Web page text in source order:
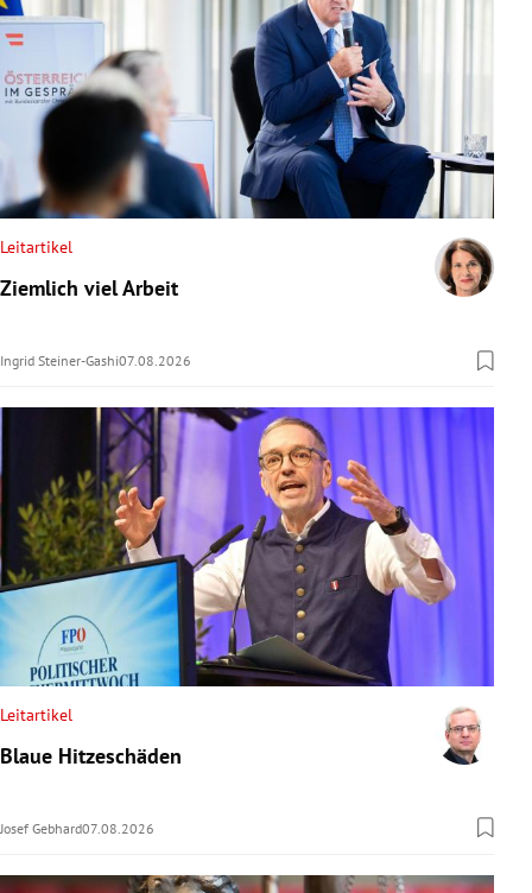
Leitartikel
Ziemlich viel Arbeit
Ingrid Steiner-Gashi07.08.2026
Leitartikel
Blaue Hitzeschäden
Josef Gebhard07.08.2026